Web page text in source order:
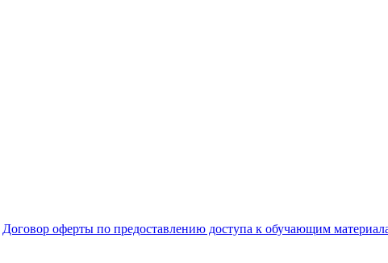
Договор оферты по предоставлению доступа к обучающим